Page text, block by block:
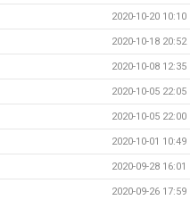
2020-10-20 10:10
2020-10-18 20:52
2020-10-08 12:35
2020-10-05 22:05
2020-10-05 22:00
2020-10-01 10:49
2020-09-28 16:01
2020-09-26 17:59